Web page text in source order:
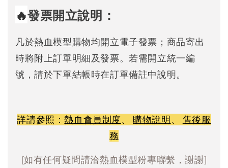
🔥發票開立說明：
凡於熱血模型購物均開立電子發票；商品寄出
時將附上訂單明細及發票。若需開立統一編
號，請於下單結帳時在訂單備註中說明。
詳請參照：熱血會員制度、 購物說明、 售後服
務
[如有任何疑問請洽熱血模型粉專聯繫，謝謝]